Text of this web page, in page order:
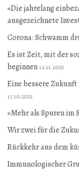
«Die jahrelang
ausgezeichnete
Corona: Schwamm
Es ist Zeit, mit der
beginnen12.11.2023
Eine bessere
17.10.2023
«Mehr als Spuren im
Wir zwei für die
Rückkehr aus dem
Immunologischer